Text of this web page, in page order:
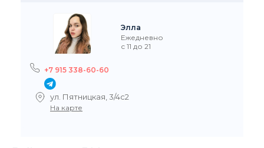
Элла
Ежедневно
с 11 до 21
+7 915 338-60-60
ул. Пятницкая, 3/4с2
На карте